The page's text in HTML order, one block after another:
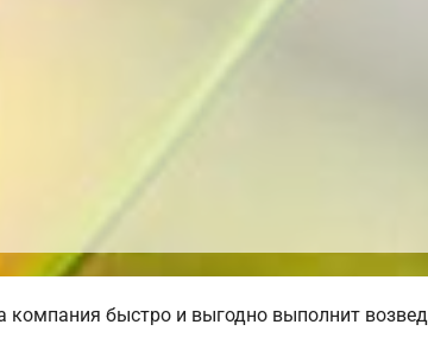
компания быстро и выгодно выполнит